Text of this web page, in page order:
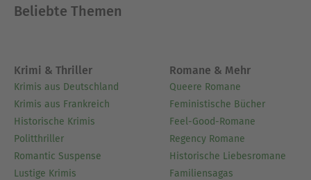
Beliebte Themen
Krimi & Thriller
Krimis aus Deutschland
Krimis aus Frankreich
Historische Krimis
Politthriller
Romantic Suspense
Lustige Krimis
Romane & Mehr
Queere Romane
Feministische Bücher
Feel-Good-Romane
Regency Romane
Historische Liebesromane
Familiensagas